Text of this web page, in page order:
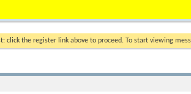
click the register link above to proceed. To start viewing